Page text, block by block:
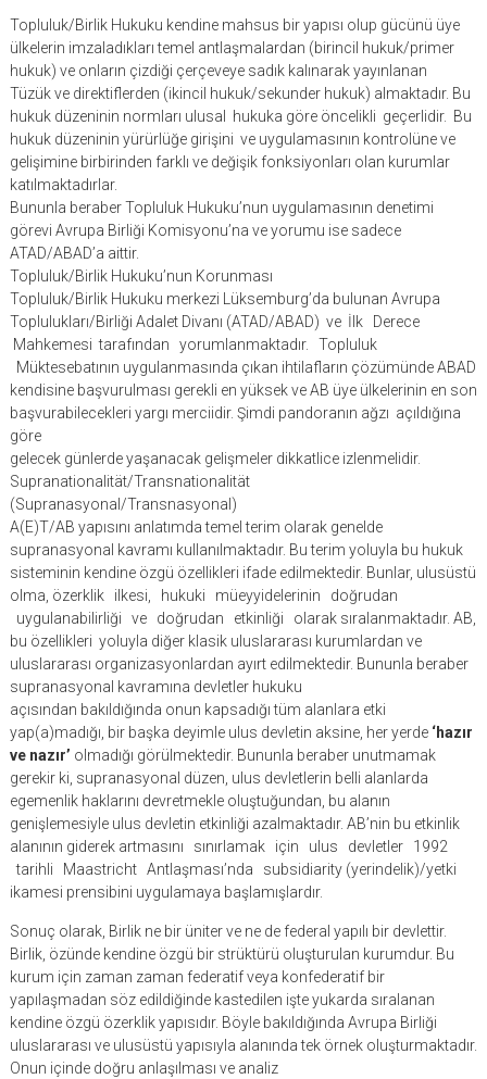
Topluluk/Birlik Hukuku kendine mahsus bir yapısı olup gücünü üye
ülkelerin imzaladıkları temel antlaşmalardan (birincil hukuk/primer
hukuk) ve onların çizdiği çerçeveye sadık kalınarak yayınlanan
Tüzük ve direktiflerden (ikincil hukuk/sekunder hukuk) almaktadır. Bu
hukuk düzeninin normları ulusal hukuka göre öncelikli geçerlidir. Bu
hukuk düzeninin yürürlüğe girişini ve uygulamasının kontrolüne ve
gelişimine birbirinden farklı ve değişik fonksiyonları olan kurumlar
katılmaktadırlar.
Bununla beraber Topluluk Hukuku’nun uygulamasının denetimi
görevi Avrupa Birliği Komisyonu’na ve yorumu ise sadece
ATAD/ABAD’a aittir.
Topluluk/Birlik Hukuku’nun Korunması
Topluluk/Birlik Hukuku merkezi Lüksemburg’da bulunan Avrupa
Toplulukları/Birliği Adalet Divanı (ATAD/ABAD) ve İlk Derece
Mahkemesi tarafından yorumlanmaktadır. Topluluk
Müktesebatının uygulanmasında çıkan ihtilafların çözümünde ABAD
kendisine başvurulması gerekli en yüksek ve AB üye ülkelerinin en son
başvurabilecekleri yargı merciidir. Şimdi pandoranın ağzı açıldığına
göre
gelecek günlerde yaşanacak gelişmeler dikkatlice izlenmelidir.
Supranationalität/Transnationalität
(Supranasyonal/Transnasyonal)
A(E)T/AB yapısını anlatımda temel terim olarak genelde
supranasyonal kavramı kullanılmaktadır. Bu terim yoluyla bu hukuk
sisteminin kendine özgü özellikleri ifade edilmektedir. Bunlar, ulusüstü
olma, özerklik ilkesi, hukuki müeyyidelerinin doğrudan
uygulanabilirliği ve doğrudan etkinliği olarak sıralanmaktadır. AB,
bu özellikleri yoluyla diğer klasik uluslararası kurumlardan ve
uluslararası organizasyonlardan ayırt edilmektedir. Bununla beraber
supranasyonal kavramına devletler hukuku
açısından bakıldığında onun kapsadığı tüm alanlara etki
yap(a)madığı, bir başka deyimle ulus devletin aksine, her yerde ‘hazır
ve nazır’ olmadığı görülmektedir. Bununla beraber unutmamak
gerekir ki, supranasyonal düzen, ulus devletlerin belli alanlarda
egemenlik haklarını devretmekle oluştuğundan, bu alanın
genişlemesiyle ulus devletin etkinliği azalmaktadır. AB’nin bu etkinlik
alanının giderek artmasını sınırlamak için ulus devletler 1992
tarihli Maastricht Antlaşması’nda subsidiarity (yerindelik)/yetki
ikamesi prensibini uygulamaya başlamışlardır.
Sonuç olarak, Birlik ne bir üniter ve ne de federal yapılı bir devlettir.
Birlik, özünde kendine özgü bir strüktürü oluşturulan kurumdur. Bu
kurum için zaman zaman federatif veya konfederatif bir
yapılaşmadan söz edildiğinde kastedilen işte yukarda sıralanan
kendine özgü özerklik yapısıdır. Böyle bakıldığında Avrupa Birliği
uluslararası ve ulusüstü yapısıyla alanında tek örnek oluşturmaktadır.
Onun içinde doğru anlaşılması ve analiz